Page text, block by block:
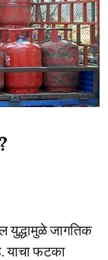
युद्धामुळे जागतिक
याचा फटका